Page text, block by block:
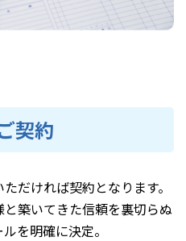
契約
だければ契約となります。
築いてきた信頼を裏切らぬ
を明確に決定。